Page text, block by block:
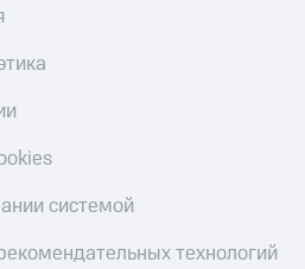
системой
технологий